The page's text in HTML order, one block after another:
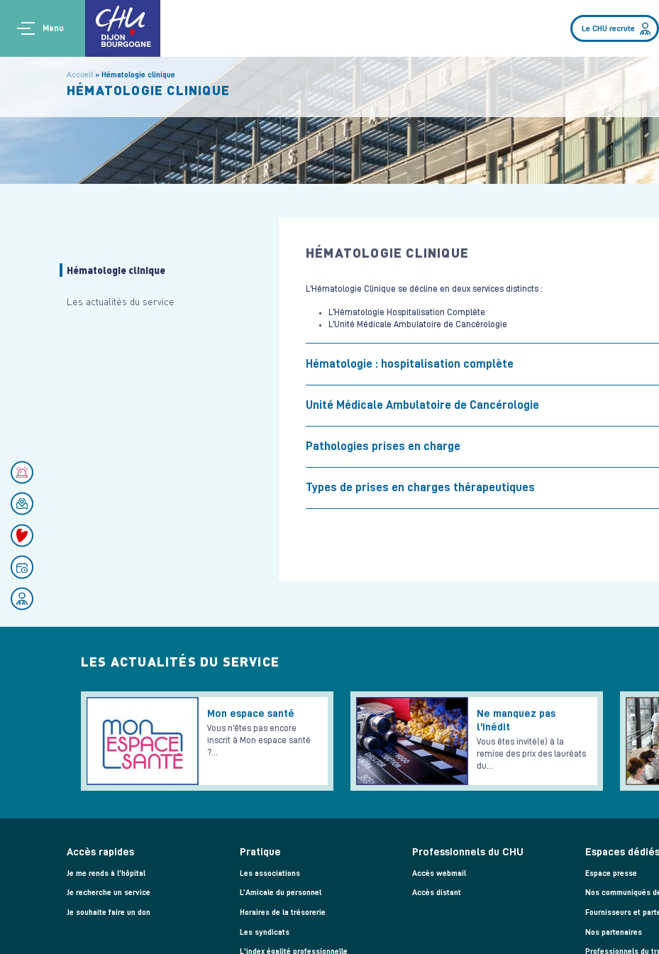
Aller au contenu principal
Main navigation
Menu Le CHU recrute
Accueil Hématologie clinique
HÉMATOLOGIE CLINIQUE
Hématologie clinique
Les actualités du service
HÉMATOLOGIE CLINIQUE
L'Hématologie Clinique se décline en deux services distincts :
L'Hématologie Hospitalisation Complète
L'Unité Médicale Ambulatoire de Cancérologie
Hématologie : hospitalisation complète
Unité Médicale Ambulatoire de Cancérologie
Pathologies prises en charge
Types de prises en charges thérapeutiques
LES ACTUALITÉS DU SERVICE
Mon espace santé
Vous n'êtes pas encore
inscrit à Mon espace santé
?…
Ne manquez pas
l'inédit
Vous êtes invité(e) à la
remise des prix des lauréats
du…
Accès rapides
Je me rends à l'hôpital
Je recherche un service
Je souhaite faire un don
Pratique
Les associations
L’Amicale du personnel
Horaires de la trésorerie
Les syndicats
L'index égalité professionnelle
Professionnels du CHU
Accès webmail
Accès distant
Espaces dédiés
Espace presse
Nos communiqués
Fournisseurs et
Nos partenaires
Professionnels du
Panneau de gestion des cookies